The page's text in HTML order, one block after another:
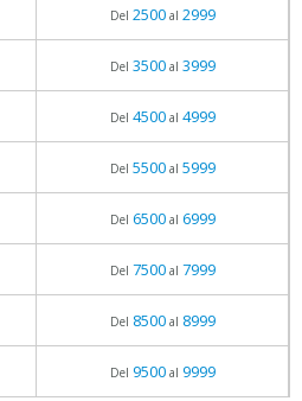
Del 2500al 2999
Del 3500al 3999
Del 4500al 4999
Del 5500al 5999
Del 6500al 6999
Del 7500al 7999
Del 8500al 8999
Del 9500al 9999